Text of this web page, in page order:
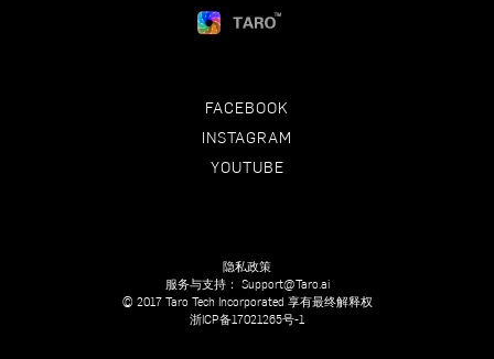
FACEBOOK
INSTAGRAM
YOUTUBE
隐私政策
服务与支持： Support@Taro.ai
© 2017 Taro Tech Incorporated 享有最终解释权
浙ICP备17021265号-1